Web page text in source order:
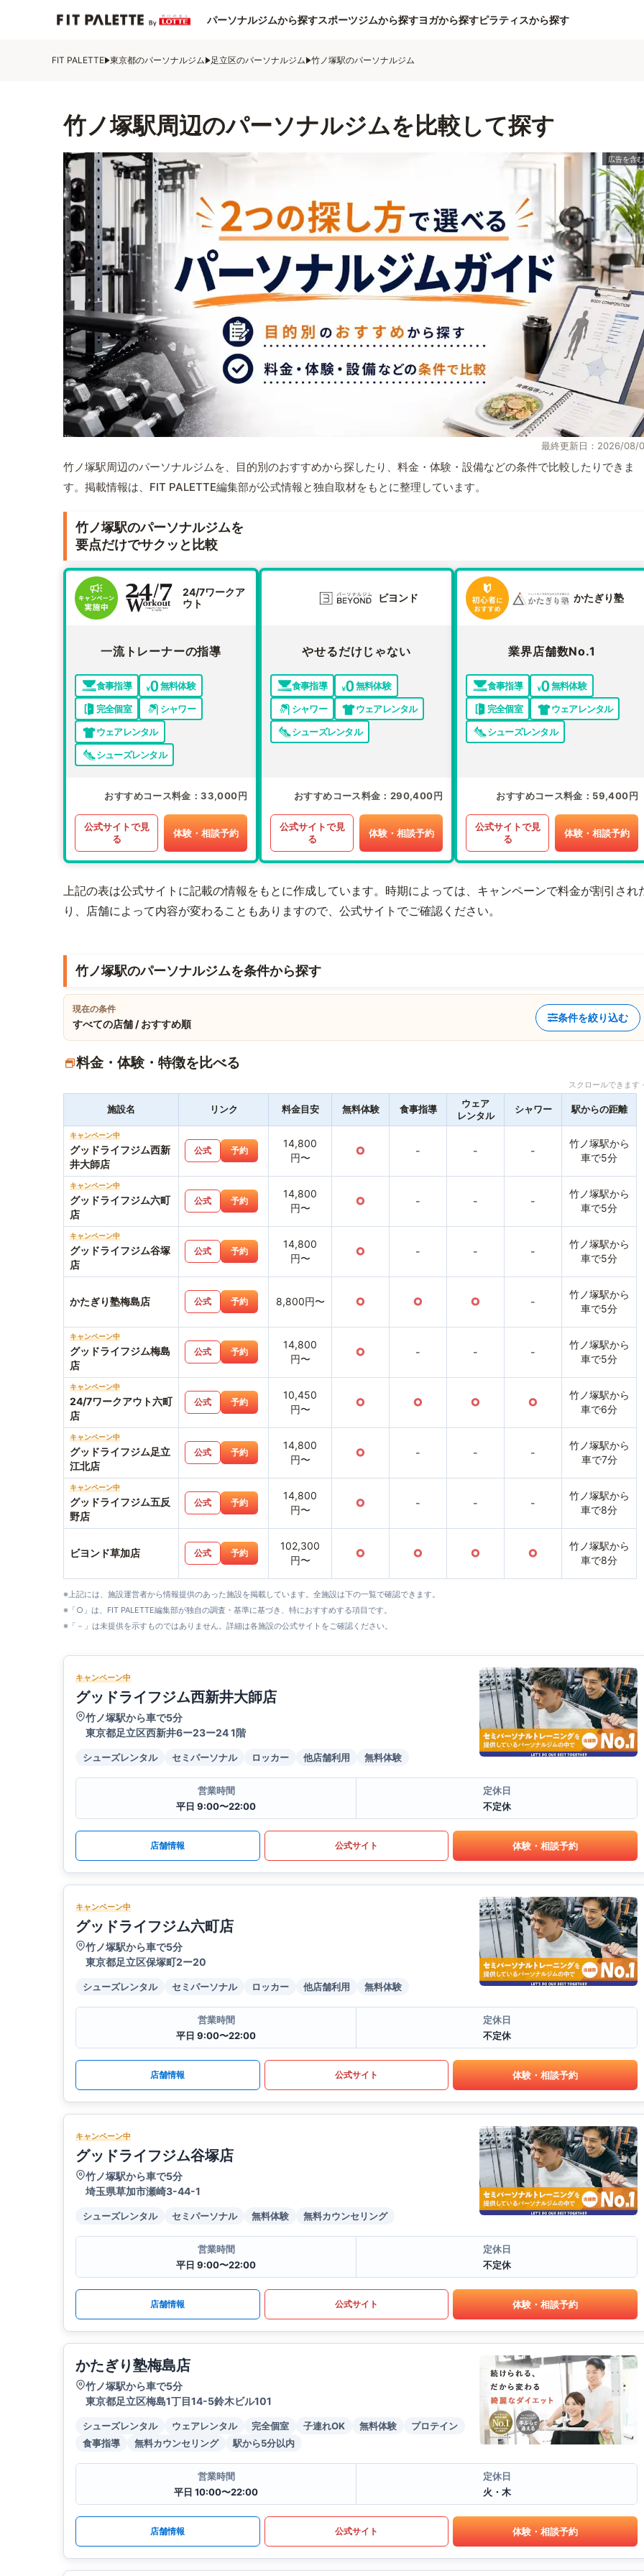
パーソナルジムから探すスポーツジムから探すヨガから探すピラティスから探す
FIT PALETTE 東京都のパーソナルジム 足立区のパーソナルジム 竹ノ塚駅のパーソナルジム
竹ノ塚駅周辺のパーソナルジムを比較して探す
最終更新日：2026/08/
竹ノ塚駅周辺のパーソナルジムを、目的別のおすすめから探したり、料金・体験・設備などの条件で比較したりできま
す。掲載情報は、FIT PALETTE編集部が公式情報と独自取材をもとに整理しています。
竹ノ塚駅のパーソナルジムを
要点だけでサクッと比較
24/7ワークア
ウト
一流トレーナーの指導
食事指導
無料体験
完全個室
シャワー
ウェアレンタル
シューズレンタル
おすすめコース料金 33,000円
公式サイトで見
る
体験・相談予約
ビヨンド
やせるだけじゃない
食事指導
無料体験
シャワー
ウェアレンタル
シューズレンタル
おすすめコース料金 290,400円
公式サイトで見
る
体験・相談予約
かたぎり塾
業界店舗数No.1
食事指導
無料体験
完全個室
ウェアレンタル
シューズレンタル
おすすめコース料金 59,400円
公式サイトで見
る
体験・相談予約
上記の表は公式サイトに記載の情報をもとに作成しています。時期によっては、キャンペーンで料金が割引され
り、店舗によって内容が変わることもありますので、公式サイトでご確認ください。
竹ノ塚駅のパーソナルジムを条件から探す
現在の条件
すべての店舗 / おすすめ順
条件を絞り込む
料金・体験・特徴を比べる
スクロールできま
施設名 リンク 料金目安 無料体験 食事指導
ウェア
レンタル
シャワー 駅からの距離
キャンペーン中
グッドライフジム西新
井大師店
公式 予約
14,800
円〜
○ - - -
竹ノ塚駅から
車で5分
キャンペーン中
グッドライフジム六町
店
公式 予約
14,800
円〜
○ - - -
竹ノ塚駅から
車で5分
キャンペーン中
グッドライフジム谷塚
店
公式 予約
14,800
円〜
○ - - -
竹ノ塚駅から
車で5分
かたぎり塾梅島店 公式 予約 8,800円〜 ○ ○ ○ -
竹ノ塚駅から
車で5分
キャンペーン中
グッドライフジム梅島
店
公式 予約
14,800
円〜
○ - - -
竹ノ塚駅から
車で5分
キャンペーン中
24/7ワークアウト六町
店
公式 予約
10,450
円〜
○ ○ ○ ○
竹ノ塚駅から
車で6分
キャンペーン中
グッドライフジム足立
江北店
公式 予約
14,800
円〜
○ - - -
竹ノ塚駅から
車で7分
キャンペーン中
グッドライフジム五反
野店
公式 予約
14,800
円〜
○ - - -
竹ノ塚駅から
車で8分
ビヨンド草加店 公式 予約
102,300
円〜
○ ○ ○ ○
竹ノ塚駅から
車で8分
※上記には、施設運営者から情報提供のあった施設を掲載しています。全施設は下の一覧で確認できます。
※「○」は、FIT PALETTE編集部が独自の調査・基準に基づき、特におすすめする項目です。
※「－」は未提供を示すものではありません。詳細は各施設の公式サイトをご確認ください。
キャンペーン中
グッドライフジム西新井大師店
竹ノ塚駅から車で5分
東京都足立区西新井6ー23ー24 1階
シューズレンタル セミパーソナル ロッカー 他店舗利用 無料体験
営業時間
平日 9:00〜22:00
定休日
不定休
店舗情報 公式サイト 体験・相談予約
キャンペーン中
グッドライフジム六町店
竹ノ塚駅から車で5分
東京都足立区保塚町2ー20
シューズレンタル セミパーソナル ロッカー 他店舗利用 無料体験
営業時間
平日 9:00〜22:00
定休日
不定休
店舗情報 公式サイト 体験・相談予約
キャンペーン中
グッドライフジム谷塚店
竹ノ塚駅から車で5分
埼玉県草加市瀬崎3-44-1
シューズレンタル セミパーソナル 無料体験 無料カウンセリング
営業時間
平日 9:00〜22:00
定休日
不定休
店舗情報 公式サイト 体験・相談予約
かたぎり塾梅島店
竹ノ塚駅から車で5分
東京都足立区梅島1丁目14-5鈴木ビル101
シューズレンタル ウェアレンタル 完全個室 子連れOK 無料体験
プロテイン
食事指導
無料カウンセリング 駅から5分以内
営業時間
平日 10:00〜22:00
定休日
火・木
店舗情報 公式サイト 体験・相談予約